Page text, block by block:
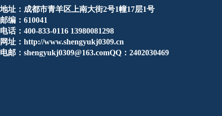
地址：成都市青羊区上南大街2号1幢17层1号
邮编：610041
电话：400-833-0116 13980081298
网址：http://www.shengyukj0309.cn
电邮：shengyukj0309@163.comQQ：2402030469